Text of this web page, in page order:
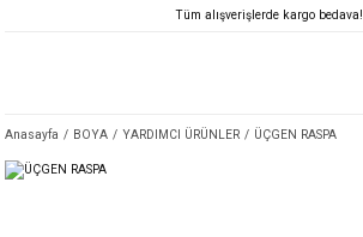
Tüm alışverişlerde kargo bedava!
Anasayfa BOYA YARDIMCI ÜRÜNLER ÜÇGEN RASPA